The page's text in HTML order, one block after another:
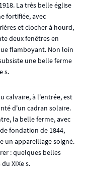
La très belle église
fortifiée, avec
et clocher à hourd,
deux fenêtres en
flamboyant. Non loin
une belle ferme
s.
calvaire, à l'entrée, est
d'un cadran solaire.
la belle ferme, avec
fondation de 1844,
un appareillage soigné.
: quelques belles
XIXe s.